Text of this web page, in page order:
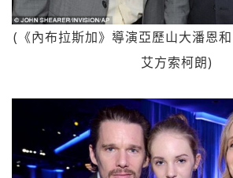
(《內布拉斯加》導演亞歷山大潘恩
艾方索柯朗)